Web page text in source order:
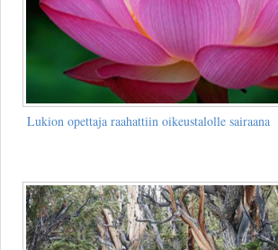
Lukion opettaja raahattiin oikeustalolle sairaana